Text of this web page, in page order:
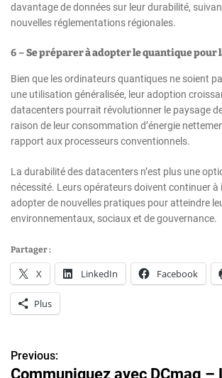
davantage de données sur leur durabilité,
nouvelles réglementations régionales.
6 –Se préparer à adopter le quantique
Bien que les ordinateurs quantiques ne soient
une utilisation généralisée, leur adoption
datacenters pourrait révolutionner le paysage
raison de leur consommation d’énergie
rapport aux processeurs conventionnels.
La durabilité des datacenters n’est plus une
nécessité. Leurs opérateurs doivent continuer à
adopter de nouvelles pratiques pour atteindre
environnementaux, sociaux et de gouvernance.
Partager :
X LinkedIn Facebook
Plus
N
Previous:
Communiquez avec DCmag –